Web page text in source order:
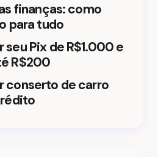
e-mail neste navegador para
eu comentar.
comentário
finanças: como
para tudo
Pix de R$1.000 e
R$200
conserto de carro